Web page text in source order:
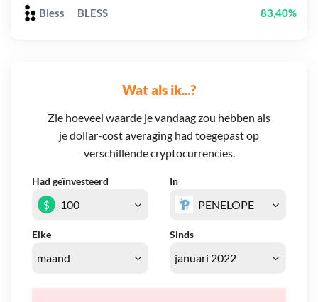
Wat als ik...?
Zie hoeveel waarde je vandaag zou hebben als
je dollar-cost averaging had toegepast op
verschillende cryptocurrencies.
Had geïnvesteerd In
Elke Sinds
$
Bless BLESS 83,40%